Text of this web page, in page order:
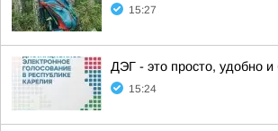
15:27
ДЭГ - это просто, удобно и
15:24